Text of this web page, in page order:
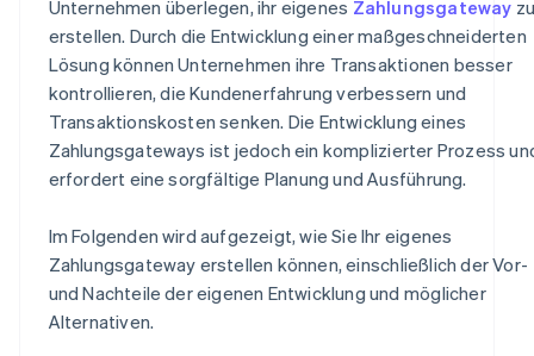
Unternehmen überlegen, ihr eigenes Zahlungsgateway
erstellen. Durch die Entwicklung einer maßgeschneiderten
Lösung können Unternehmen ihre Transaktionen besser
kontrollieren, die Kundenerfahrung verbessern und
Transaktionskosten senken. Die Entwicklung eines
Zahlungsgateways ist jedoch ein komplizierter Prozess
erfordert eine sorgfältige Planung und Ausführung.
Im Folgenden wird aufgezeigt, wie Sie Ihr eigenes
Zahlungsgateway erstellen können, einschließlich der Vor-
und Nachteile der eigenen Entwicklung und möglicher
Alternativen.